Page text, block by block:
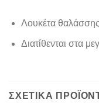
Λουκέτα θαλάσσης
Διατίθενται στα
ΣΧΕΤΙΚΆ